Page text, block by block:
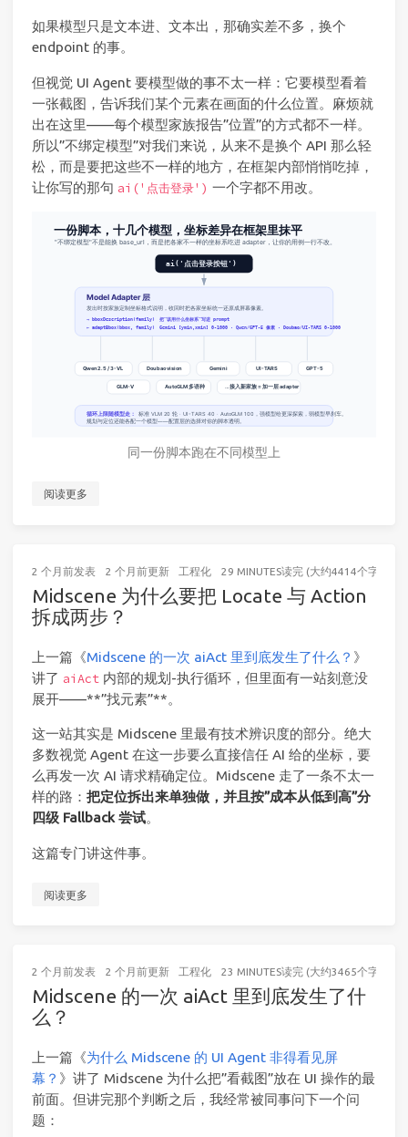
如果模型只是文本进、文本出，那确实差不多，换个
endpoint 的事。
但视觉 UI Agent 要模型做的事不太一样：它要模型看着
一张截图，告诉我们某个元素在画面的什么位置。麻烦就
出在这里——每个模型家族报告”位置”的方式都不一样。
所以”不绑定模型”对我们来说，从来不是换个 API 那么轻
松，而是要把这些不一样的地方，在框架内部悄悄吃掉，
让你写的那句 ai('点击登录') 一个字都不用改。
同一份脚本跑在不同模型上
阅读更多
2 个月前发表 2 个月前更新 工程化 29 MINUTES读完 (大约4414个字)
Midscene 为什么要把 Locate 与 Action
拆成两步？
上一篇《Midscene 的一次 aiAct 里到底发生了什么？ 》
讲了 aiAct 内部的规划-执行循环，但里面有一站刻意没
展开——**”找元素”**。
这一站其实是 Midscene 里最有技术辨识度的部分。绝大
多数视觉 Agent 在这一步要么直接信任 AI 给的坐标，要
么再发一次 AI 请求精确定位。Midscene 走了一条不太一
样的路： 把定位拆出来单独做，并且按”成本从低到高”分
四级 Fallback 尝试。
这篇专门讲这件事。
阅读更多
2 个月前发表 2 个月前更新 工程化 23 MINUTES读完 (大约3465个字)
Midscene 的一次 aiAct 里到底发生了什
么？
上一篇《为什么 Midscene 的 UI Agent 非得看见屏
幕？ 》讲了 Midscene 为什么把”看截图”放在 UI 操作的最
前面。但讲完那个判断之后，我经常被同事问下一个问
题：